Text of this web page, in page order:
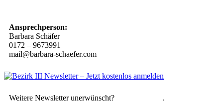
Ansprechperson:
Barbara Schäfer
0172 – 9673991
mail@barbara-schaefer.com
Weitere Newsletter unerwünscht? .